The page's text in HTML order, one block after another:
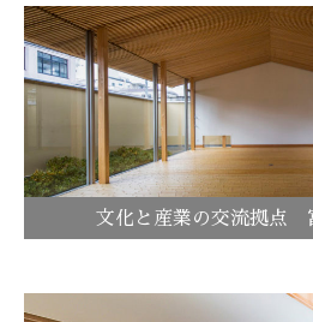
文化と産業の交流拠点